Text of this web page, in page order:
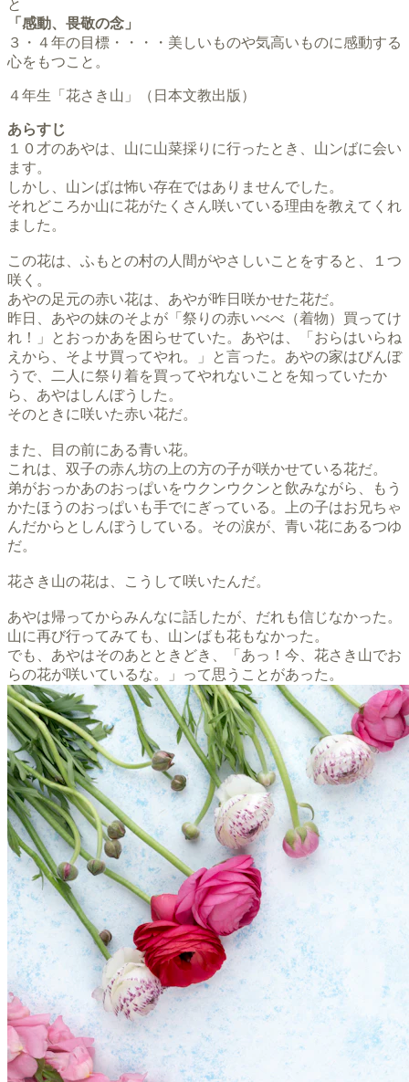
と
「感動、畏敬の念」
３・４年の目標・・・・美しいものや気高いものに感動する
心をもつこと。
４年生「花さき山」（日本文教出版）
あらすじ
１０才のあやは、山に山菜採りに行ったとき、山ンばに会い
ます。
しかし、山ンばは怖い存在ではありませんでした。
それどころか山に花がたくさん咲いている理由を教えてくれ
ました。
この花は、ふもとの村の人間がやさしいことをすると、１つ
咲く。
あやの足元の赤い花は、あやが昨日咲かせた花だ。
昨日、あやの妹のそよが「祭りの赤いべべ（着物）買ってけ
れ！」とおっかあを困らせていた。あやは、「おらはいらね
えから、そよサ買ってやれ。」と言った。あやの家はびんぼ
うで、二人に祭り着を買ってやれないことを知っていたか
ら、あやはしんぼうした。
そのときに咲いた赤い花だ。
また、目の前にある青い花。
これは、双子の赤ん坊の上の方の子が咲かせている花だ。
弟がおっかあのおっぱいをウクンウクンと飲みながら、もう
かたほうのおっぱいも手でにぎっている。上の子はお兄ちゃ
んだからとしんぼうしている。その涙が、青い花にあるつゆ
だ。
花さき山の花は、こうして咲いたんだ。
あやは帰ってからみんなに話したが、だれも信じなかった。
山に再び行ってみても、山ンばも花もなかった。
でも、あやはそのあとときどき、「あっ！今、花さき山でお
らの花が咲いているな。」って思うことがあった。